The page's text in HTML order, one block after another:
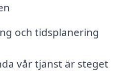
och tidsplanering
vår tjänst är steget